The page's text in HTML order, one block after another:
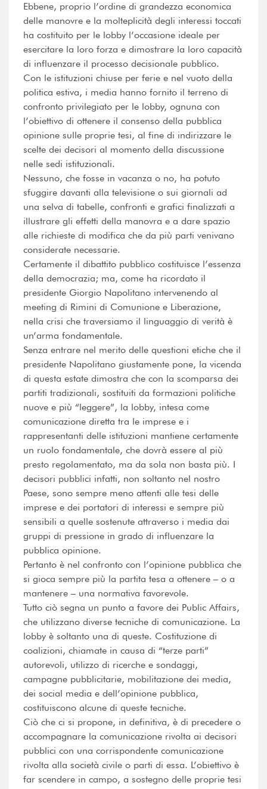
Ebbene, proprio l’ordine di grandezza economica
delle manovre e la molteplicità degli interessi toccati
ha costituito per le lobby l’occasione ideale per
esercitare la loro forza e dimostrare la loro capacità
di influenzare il processo decisionale pubblico.
Con le istituzioni chiuse per ferie e nel vuoto della
politica estiva, i media hanno fornito il terreno di
confronto privilegiato per le lobby, ognuna con
l’obiettivo di ottenere il consenso della pubblica
opinione sulle proprie tesi, al fine di indirizzare le
scelte dei decisori al momento della discussione
nelle sedi istituzionali.
Nessuno, che fosse in vacanza o no, ha potuto
sfuggire davanti alla televisione o sui giornali ad
una selva di tabelle, confronti e grafici finalizzati a
illustrare gli effetti della manovra e a dare spazio
alle richieste di modifica che da più parti venivano
considerate necessarie.
Certamente il dibattito pubblico costituisce l’essenza
della democrazia; ma, come ha ricordato il
presidente Giorgio Napolitano intervenendo al
meeting di Rimini di Comunione e Liberazione,
nella crisi che traversiamo il linguaggio di verità è
un’arma fondamentale.
Senza entrare nel merito delle questioni etiche che il
presidente Napolitano giustamente pone, la vicenda
di questa estate dimostra che con la scomparsa dei
partiti tradizionali, sostituiti da formazioni politiche
nuove e più “leggere”, la lobby, intesa come
comunicazione diretta tra le imprese e i
rappresentanti delle istituzioni mantiene certamente
un ruolo fondamentale, che dovrà essere al più
presto regolamentato, ma da sola non basta più. I
decisori pubblici infatti, non soltanto nel nostro
Paese, sono sempre meno attenti alle tesi delle
imprese e dei portatori di interessi e sempre più
sensibili a quelle sostenute attraverso i media dai
gruppi di pressione in grado di influenzare la
pubblica opinione.
Pertanto è nel confronto con l’opinione pubblica che
si gioca sempre più la partita tesa a ottenere – o a
mantenere – una normativa favorevole.
Tutto ciò segna un punto a favore dei Public Affairs,
che utilizzano diverse tecniche di comunicazione. La
lobby è soltanto una di queste. Costituzione di
coalizioni, chiamate in causa di “terze parti”
autorevoli, utilizzo di ricerche e sondaggi,
campagne pubblicitarie, mobilitazione dei media,
dei social media e dell’opinione pubblica,
costituiscono alcune di queste tecniche.
Ciò che ci si propone, in definitiva, è di precedere o
accompagnare la comunicazione rivolta ai decisori
pubblici con una corrispondente comunicazione
rivolta alla società civile o parti di essa. L’obiettivo è
far scendere in campo, a sostegno delle proprie tesi